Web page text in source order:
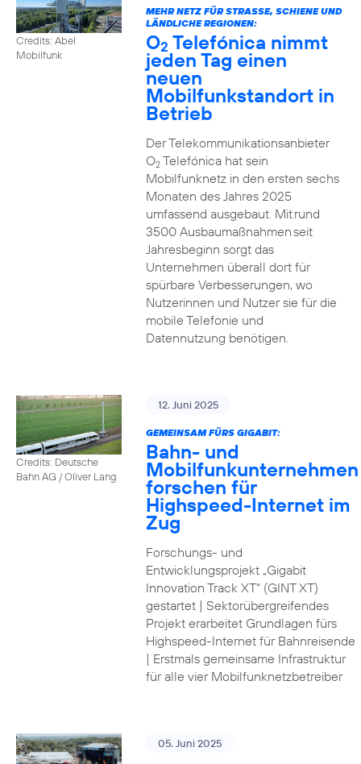
Credits: Abel
Mobilfunk
MEHR NETZ FÜR STRASSE, SCHIENE UND L
ÄNDLICHE REGIONEN:
O2 Telefónica nimmt
jeden Tag einen
neuen
Mobilfunkstandort in
Betrieb
Der Telekommunikationsanbieter
O2Telefónica hat sein
Mobilfunknetz in den ersten sechs
Monaten des Jahres 2025
umfassend ausgebaut. Mit rund
3500 Ausbaumaßnahmen seit
Jahresbeginn sorgt das
Unternehmen überall dort für
spürbare Verbesserungen, wo
Nutzerinnen und Nutzer sie für die
mobile Telefonie und
Datennutzung benötigen.
Credits: Deutsche
Bahn AG / Oliver Lang
12. Juni 2025
GEMEINSAM FÜRS GIGABIT:
Bahn- und
Mobilfunkunternehmen
forschen für
Highspeed-Internet im
Zug
Forschungs- und
Entwicklungsprojekt „Gigabit
Innovation Track XT“ (GINT XT)
gestartet | Sektorübergreifendes
Projekt erarbeitet Grundlagen fürs
Highspeed-Internet für Bahnreisende
| Erstmals gemeinsame Infrastruktur
für alle vier Mobilfunknetzbetreiber
05. Juni 2025